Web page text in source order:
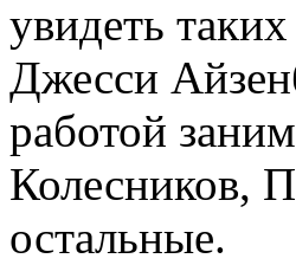
увидеть
Джесси
работой
Колесников,
остальные.